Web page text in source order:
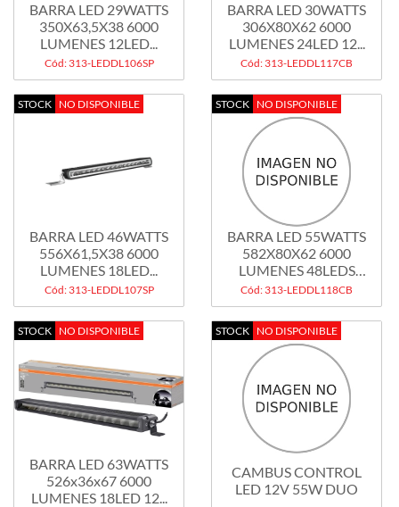
BARRA LED 29WATTS
350X63,5X38 6000
LUMENES 12LED...
Cód: 313-LEDDL106SP
BARRA LED 30WATTS
306X80X62 6000
LUMENES 24LED 12...
Cód: 313-LEDDL117CB
STOCK NO DISPONIBLE
BARRA LED 46WATTS
556X61,5X38 6000
LUMENES 18LED...
Cód: 313-LEDDL107SP
STOCK NO DISPONIBLE
BARRA LED 55WATTS
582X80X62 6000
LUMENES 48LEDS
12...
Cód: 313-LEDDL118CB
STOCK NO DISPONIBLE
BARRA LED 63WATTS
526x36x67 6000
LUMENES 18LED 12...
STOCK NO DISPONIBLE
CAMBUS CONTROL
LED 12V 55W DUO